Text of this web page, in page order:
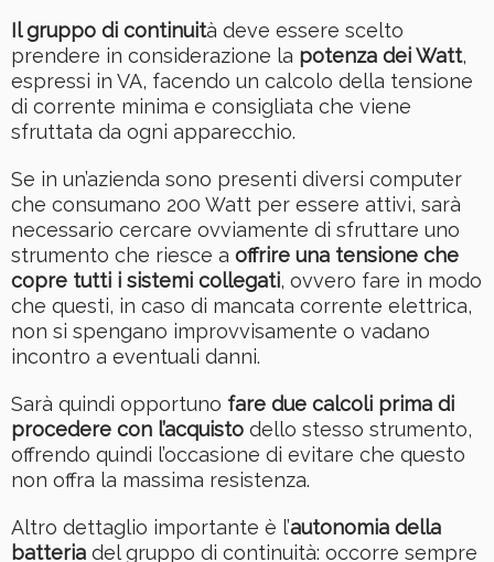
Il gruppo di continuità deve essere scelto
prendere in considerazione la potenza dei Watt,
espressi in VA, facendo un calcolo della tensione
di corrente minima e consigliata che viene
sfruttata da ogni apparecchio.
Se in un’azienda sono presenti diversi computer
che consumano 200 Watt per essere attivi, sarà
necessario cercare ovviamente di sfruttare uno
strumento che riesce a offrire una tensione che
copre tutti i sistemi collegati, ovvero fare in modo
che questi, in caso di mancata corrente elettrica,
non si spengano improvvisamente o vadano
incontro a eventuali danni.
Sarà quindi opportuno fare due calcoli prima di
procedere con l’acquisto dello stesso strumento,
offrendo quindi l’occasione di evitare che questo
non offra la massima resistenza.
Altro dettaglio importante è l’autonomia della
batteria del gruppo di continuità: occorre sempre